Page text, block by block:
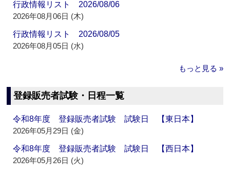
行政情報リスト 2026/08/06
2026年08月06日 (木)
行政情報リスト 2026/08/05
2026年08月05日 (水)
もっと見る »
登録販売者試験・日程一覧
令和8年度 登録販売者試験 試験日 【東日本】
2026年05月29日 (金)
令和8年度 登録販売者試験 試験日 【西日本】
2026年05月26日 (火)